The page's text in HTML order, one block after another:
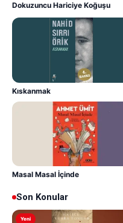
Dokuzuncu Hariciye Koğuşu
Kıskanmak
Masal Masal İçinde
Son Konular
Yeni